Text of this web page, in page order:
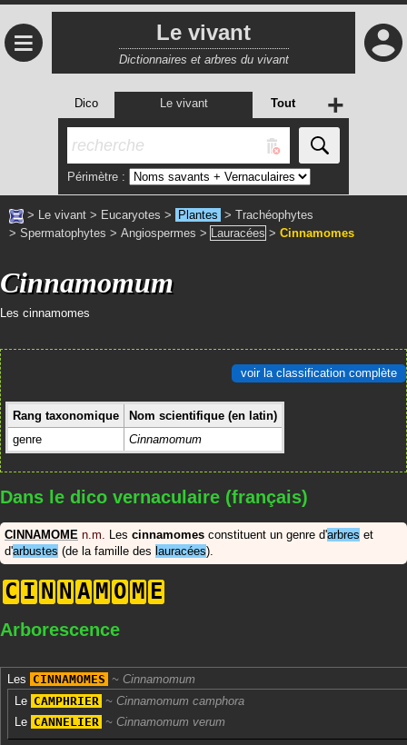
≡ Le vivant
Dictionnaires et arbres du vivant
Dico Le vivant Tout
Périmètre :
+
> Le vivant > Eucaryotes > Plantes > Trachéophytes
> Spermatophytes > Angiospermes > Lauracées > Cinnamomes
Cinnamomum
Les cinnamomes
voir la classification complète
Rang taxonomique
Nom scientifique (en latin)
genre
Cinnamomum
Dans le dico vernaculaire (français)
CINNAMOME n.m. Les cinnamomes constituent un genre d'arbres et
d'arbustes (de la famille des lauracées).
C I N N A M O M E
Arborescence
Les CINNAMOMES
Cinnamomum
Le CAMPHRIER
Cinnamomum camphora
Le CANNELIER Cinnamomum verum